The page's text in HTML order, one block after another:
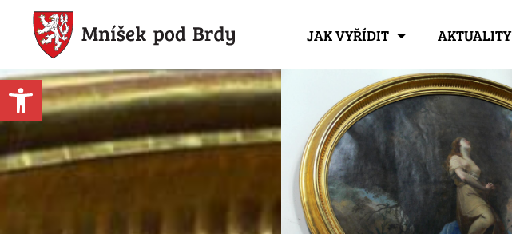
Open toolbar
JAK VYŘÍDIT AKTUALITY